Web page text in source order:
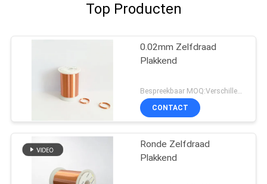
Top Producten
0.02mm Zelfdraad
Plakkend
Bespreekbaar MOQ:Verschillende types met differet MOQ
CONTACT
Ronde Zelfdraad
Plakkend